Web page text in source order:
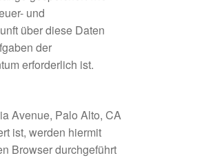
und
über diese Daten
der
erforderlich ist.
Avenue, Palo Alto, CA
ist, werden hiermit
Browser durchgeführt